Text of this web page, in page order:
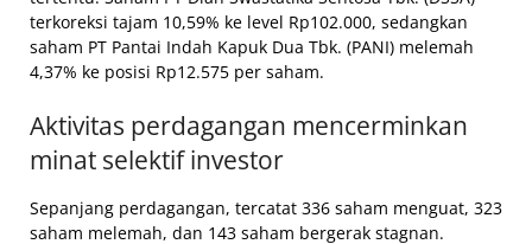
terkoreksi tajam 10,59% ke level Rp102.000, sedangkan
saham PT Pantai Indah Kapuk Dua Tbk. (PANI) melemah
4,37% ke posisi Rp12.575 per saham.
Aktivitas perdagangan mencerminkan
minat selektif investor
Sepanjang perdagangan, tercatat 336 saham menguat, 323
saham melemah, dan 143 saham bergerak stagnan.